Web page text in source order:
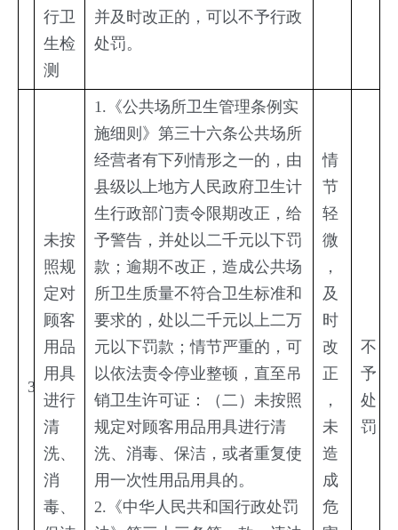
行卫
生检
测
并及时改正的，可以不予行政
处罚。
3
未按
照规
定对
顾客
用品
用具
进行
清
洗、
消
毒、
1.《公共场所卫生管理条例实
施细则》第三十六条公共场所
经营者有下列情形之一的，由
县级以上地方人民政府卫生计
生行政部门责令限期改正，给
予警告，并处以二千元以下罚
款；逾期不改正，造成公共场
所卫生质量不符合卫生标准和
要求的，处以二千元以上二万
元以下罚款；情节严重的，可
以依法责令停业整顿，直至吊
销卫生许可证：（二）未按照
规定对顾客用品用具进行清
洗、消毒、保洁，或者重复使
用一次性用品用具的。
2.《中华人民共和国行政处罚
情
节
轻
微
，
及
时
改
正
，
未
造
成
危
不
予
处
罚